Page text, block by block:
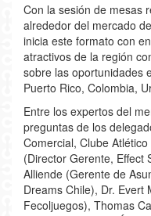
Con la sesión de mesas
alrededor del mercado
inicia este formato con
atractivos de la región
sobre las oportunidades
Puerto Rico, Colombia,
Entre los expertos del
preguntas de los
Comercial, Clube
(Director Gerente, Effect
Alliende (Gerente de
Dreams Chile), Dr. Evert
Fecoljuegos), Thomas